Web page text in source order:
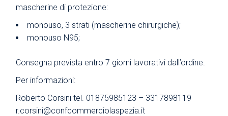
mascherine di protezione:
monouso, 3 strati (mascherine chirurgiche);
monouso N95;
Consegna prevista entro 7 giorni lavorativi dall’ordine.
Per informazioni:
Roberto Corsini tel. 01875985123 – 3317898119
r.corsini@confcommerciolaspezia.it